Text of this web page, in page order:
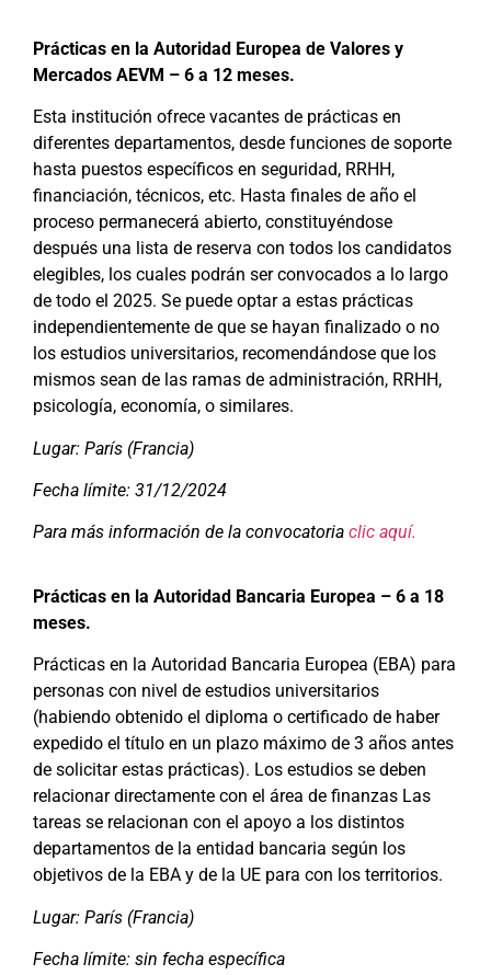
Prácticas en la Autoridad Europea de Valores y
Mercados AEVM – 6 a 12 meses.
Esta institución ofrece vacantes de prácticas en
diferentes departamentos, desde funciones de soporte
hasta puestos específicos en seguridad, RRHH,
financiación, técnicos, etc. Hasta finales de año el
proceso permanecerá abierto, constituyéndose
después una lista de reserva con todos los candidatos
elegibles, los cuales podrán ser convocados a lo largo
de todo el 2025. Se puede optar a estas prácticas
independientemente de que se hayan finalizado o no
los estudios universitarios, recomendándose que los
mismos sean de las ramas de administración, RRHH,
psicología, economía, o similares.
Lugar: París (Francia)
Fecha límite: 31/12/2024
Para más información de la convocatoria clic aquí.
Prácticas en la Autoridad Bancaria Europea – 6 a 18
meses.
Prácticas en la Autoridad Bancaria Europea (EBA) para
personas con nivel de estudios universitarios
(habiendo obtenido el diploma o certificado de haber
expedido el título en un plazo máximo de 3 años antes
de solicitar estas prácticas). Los estudios se deben
relacionar directamente con el área de finanzas Las
tareas se relacionan con el apoyo a los distintos
departamentos de la entidad bancaria según los
objetivos de la EBA y de la UE para con los territorios.
Lugar: París (Francia)
Fecha límite: sin fecha específica